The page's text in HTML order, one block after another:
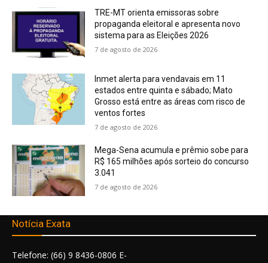
TRE-MT orienta emissoras sobre
propaganda eleitoral e apresenta novo
sistema para as Eleições 2026
7 de agosto de 2026
Inmet alerta para vendavais em 11
estados entre quinta e sábado; Mato
Grosso está entre as áreas com risco de
ventos fortes
7 de agosto de 2026
Mega-Sena acumula e prêmio sobe para
R$ 165 milhões após sorteio do concurso
3.041
7 de agosto de 2026
Notícia Exata
Telefone: (66) 9 8436-0806 E-